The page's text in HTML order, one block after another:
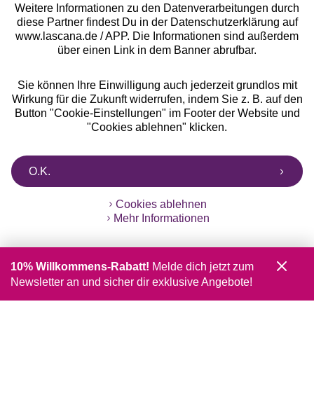
Weitere Informationen zu den Datenverarbeitungen durch
diese Partner findest Du in der Datenschutzerklärung auf
www.lascana.de / APP. Die Informationen sind außerdem
über einen Link in dem Banner abrufbar.
Sie können Ihre Einwilligung auch jederzeit grundlos mit
Wirkung für die Zukunft widerrufen, indem Sie z. B. auf den
Button "Cookie-Einstellungen" im Footer der Website und
"Cookies ablehnen" klicken.
O.K.
Cookies ablehnen
Mehr Informationen
10% Willkommens-Rabatt! Melde dich jetzt zum
Newsletter an und sicher dir exklusive Angebote!